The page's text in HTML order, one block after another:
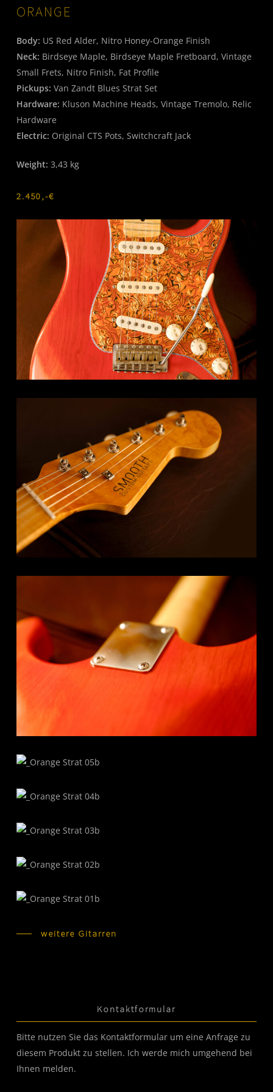
ORANGE
Body: US Red Alder, Nitro Honey-Orange Finish
Neck: Birdseye Maple, Birdseye Maple Fretboard, Vintage
Small Frets, Nitro Finish, Fat Profile
Pickups: Van Zandt Blues Strat Set
Hardware: Kluson Machine Heads, Vintage Tremolo, Relic
Hardware
Electric: Original CTS Pots, Switchcraft Jack
Weight: 3,43 kg
2.450,-€
weitere Gitarren
Kontaktformular
Bitte nutzen Sie das Kontaktformular um eine Anfrage zu
diesem Produkt zu stellen. Ich werde mich umgehend bei
Ihnen melden.